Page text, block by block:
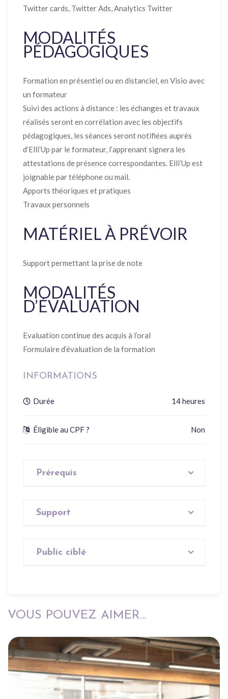
Twitter cards, Twitter Ads, Analytics Twitter
MODALITÉS
PÉDAGOGIQUES
Formation en présentiel ou en distanciel, en Visio avec
un formateur
Suivi des actions à distance : les échanges et travaux
réalisés seront en corrélation avec les objectifs
pédagogiques, les séances seront notifiées auprès
d’Elli’Up par le formateur, l’apprenant signera les
attestations de présence correspondantes. Elli’Up est
joignable par téléphone ou mail.
Apports théoriques et pratiques
Travaux personnels
MATÉRIEL À PRÉVOIR
Support permettant la prise de note
MODALITÉS
D’ÉVALUATION
Evaluation continue des acquis à l’oral
Formulaire d’évaluation de la formation
INFORMATIONS
Durée 14 heures
Éligible au CPF ? Non
Prérequis
Support
Public ciblé
VOUS POUVEZ AIMER...